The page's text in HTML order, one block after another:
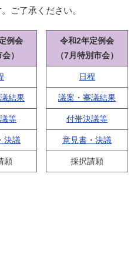
ご了承ください。
例会
）
結果
等
決議
願
令和2年定例会
（7月特別市会）
日程
議案・審議結果
付帯決議等
意見書・決議
採択請願